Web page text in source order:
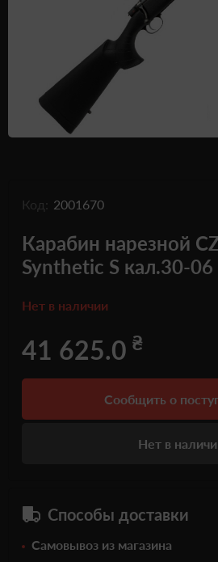
Код: 2001670
Карабин нарезной
Synthetic S кал.30-06
Нет в наличии
41 625.0 ₴
Сообщить о
Нет в
Способы доставки
Самовывоз из магазина